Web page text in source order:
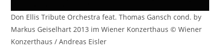
Don Ellis Tribute Orchestra feat. Thomas Gansch cond. by
Markus Geiselhart 2013 im Wiener Konzerthaus © Wiener
Konzerthaus / Andreas Eisler